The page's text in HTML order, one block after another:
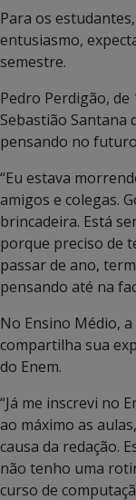
Para os
entusiasmo,
semestre.
Pedro Perdigão, de
Sebastião Santana
pensando no
“Eu estava
amigos e colegas.
brincadeira. Está
porque preciso de
passar de ano,
pensando até na
No Ensino Médio,
compartilha sua
do Enem.
“Já me inscrevi no
ao máximo as
causa da redação.
não tenho uma
curso de